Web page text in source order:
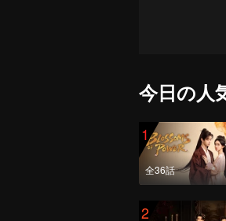
今日の人
1
全36話
2